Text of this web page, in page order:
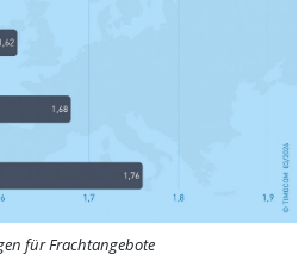
für Frachtangebote